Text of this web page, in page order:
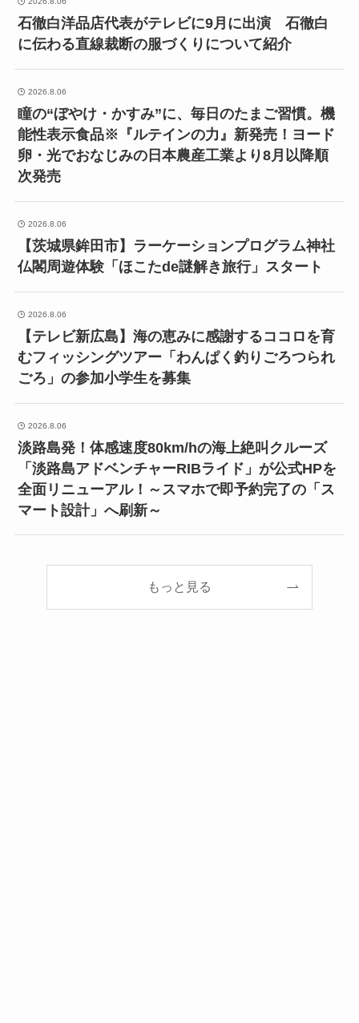
石徹白洋品店代表がテレビに9月に出演 石徹白
に伝わる直線裁断の服づくりについて紹介
2026.8.06
瞳の“ぼやけ・かすみ”に、毎日のたまご習慣。機
能性表示食品※『ルテインの力』新発売！ヨード
卵・光でおなじみの日本農産工業より8月以降順
次発売
2026.8.06
【茨城県鉾田市】ラーケーションプログラム神社
仏閣周遊体験「ほこたde謎解き旅行」スタート
2026.8.06
【テレビ新広島】海の恵みに感謝するココロを育
むフィッシングツアー「わんぱく釣りごろつられ
ごろ」の参加小学生を募集
2026.8.06
淡路島発！体感速度80km/hの海上絶叫クルーズ
「淡路島アドベンチャーRIBライド」が公式HPを
全面リニューアル！～スマホで即予約完了の「ス
マート設計」へ刷新～
もっと見る